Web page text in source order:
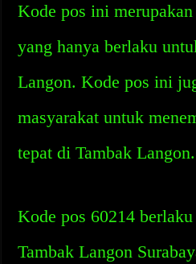
Kode pos ini
yang hanya berlaku
Langon. Kode pos ini
masyarakat untuk
tepat di Tambak Langon.
Kode pos 60214
Tambak Langon